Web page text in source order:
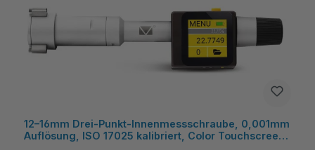
12–16mm Drei‑Punkt‑Innenmessschraube, 0,001mm
Auflösung, ISO 17025 kalibriert, Color Touchscreen,